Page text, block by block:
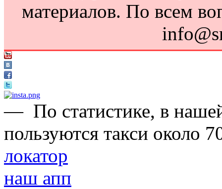
материалов. По всем
— По статистике, в
пользуются такси около
локатор
наш апп